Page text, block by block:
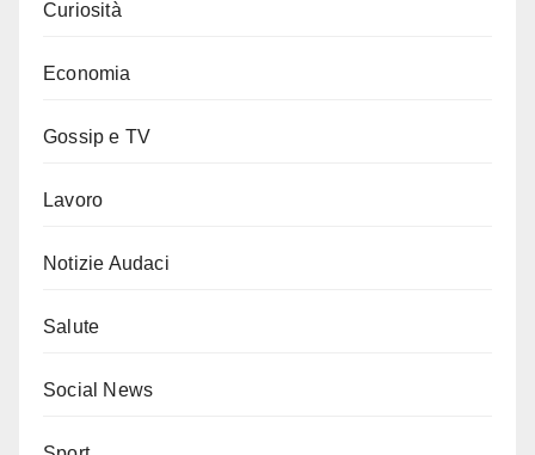
Curiosità
Economia
Gossip e TV
Lavoro
Notizie Audaci
Salute
Social News